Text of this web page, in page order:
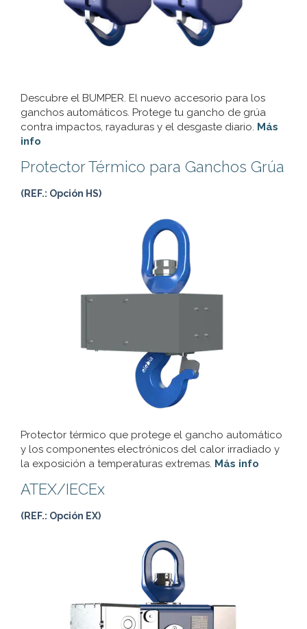
Descubre el BUMPER. El nuevo accesorio para los
ganchos automáticos. Protege tu gancho de grúa
contra impactos, rayaduras y el desgaste diario. Más
info
Protector Térmico para Ganchos Grúa
(REF.: Opción HS)
Protector térmico que protege el gancho automático
y los componentes electrónicos del calor irradiado y
la exposición a temperaturas extremas. Más info
ATEX/IECEx
(REF.: Opción EX)